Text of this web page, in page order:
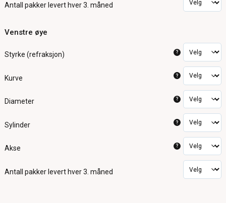
Antall pakker levert hver 3. måned
Venstre øye
Styrke (refraksjon) ?
Kurve ?
Diameter ?
Sylinder ?
Akse ?
Antall pakker levert hver 3. måned